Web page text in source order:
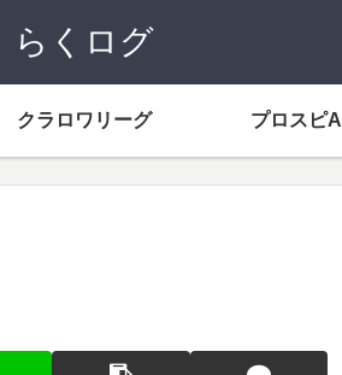
らくログ
クラロワリーグ プロスピA